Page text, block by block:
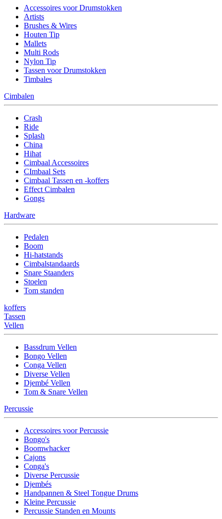
Accessoires voor Drumstokken
Artists
Brushes & Wires
Houten Tip
Mallets
Multi Rods
Nylon Tip
Tassen voor Drumstokken
Timbales
Cimbalen
Crash
Ride
Splash
China
Hihat
Cimbaal Accessoires
CImbaal Sets
Cimbaal Tassen en -koffers
Effect Cimbalen
Gongs
Hardware
Pedalen
Boom
Hi-hatstands
Cimbalstandaards
Snare Staanders
Stoelen
Tom standen
koffers
Tassen
Vellen
Bassdrum Vellen
Bongo Vellen
Conga Vellen
Diverse Vellen
Djembé Vellen
Tom & Snare Vellen
Percussie
Accessoires voor Percussie
Bongo's
Boomwhacker
Cajons
Conga's
Diverse Percussie
Djembés
Handpannen & Steel Tongue Drums
Kleine Percussie
Percussie Standen en Mounts